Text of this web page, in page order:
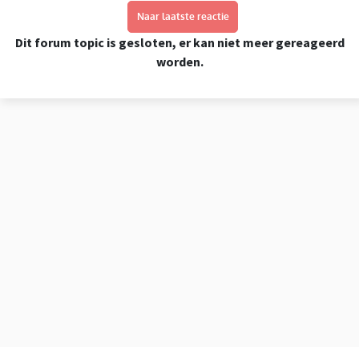
ze heeft last van haar oortjes) en een fles melk helpt ook
niet.
Gaat dit vanzelf weer over ?
Naar laatste reactie
Dit forum topic is gesloten, er kan niet meer gereageerd
worden.